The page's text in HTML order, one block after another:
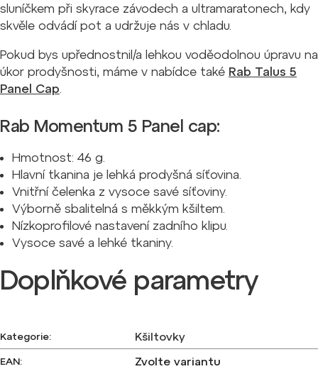
sluníčkem při skyrace závodech a ultramaratonech, kdy
skvěle odvádí pot a udržuje nás v chladu.
Pokud bys upřednostnil/a lehkou voděodolnou úpravu na
úkor prodyšnosti, máme v nabídce také Rab Talus 5
Panel Cap.
Rab Momentum 5 Panel cap:
Hmotnost: 46 g.
Hlavní tkanina je lehká prodyšná síťovina.
Vnitřní čelenka z vysoce savé síťoviny.
Výborně sbalitelná s měkkým kšiltem.
Nízkoprofilové nastavení zadního klipu.
Vysoce savé a lehké tkaniny.
Doplňkové parametry
Kategorie: Kšiltovky
EAN: Zvolte variantu